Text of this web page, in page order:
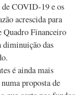
COVID-19 e os
acrescida para
Quadro Financeiro
diminuição das
é ainda mais
proposta de